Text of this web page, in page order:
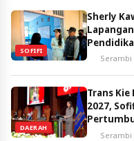
SOFIFI
Sherly
Serambi
DAERAH
Trans Kie
2027,
Serambi